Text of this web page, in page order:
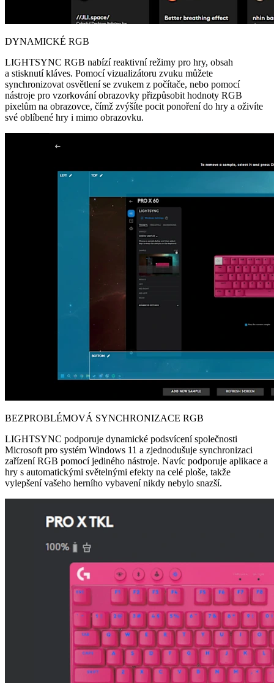
DYNAMICKÉ RGB
LIGHTSYNC RGB nabízí reaktivní režimy pro hry, obsah
a stisknutí kláves. Pomocí vizualizátoru zvuku můžete
synchronizovat osvětlení se zvukem z počítače, nebo pomocí
nástroje pro vzorkování obrazovky přizpůsobit hodnoty RGB
pixelům na obrazovce, čímž zvýšíte pocit ponoření do hry a oživíte
své oblíbené hry i mimo obrazovku.
BEZPROBLÉMOVÁ SYNCHRONIZACE RGB
LIGHTSYNC podporuje dynamické podsvícení společnosti
Microsoft pro systém Windows 11 a zjednodušuje synchronizaci
zařízení RGB pomocí jediného nástroje. Navíc podporuje aplikace a
hry s automatickými světelnými efekty na celé ploše, takže
vylepšení vašeho herního vybavení nikdy nebylo snazší.